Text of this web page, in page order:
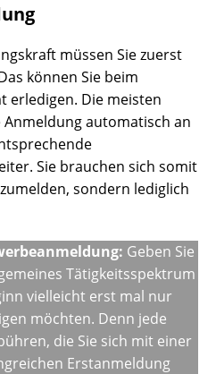
müssen Sie zuerst
können Sie beim
erledigen. Die meisten
automatisch an
Sie brauchen sich somit
sondern lediglich
Geben Sie
Tätigkeitsspektrum
vielleicht erst mal nur
möchten. Denn jede
die Sie sich mit einer
Erstanmeldung